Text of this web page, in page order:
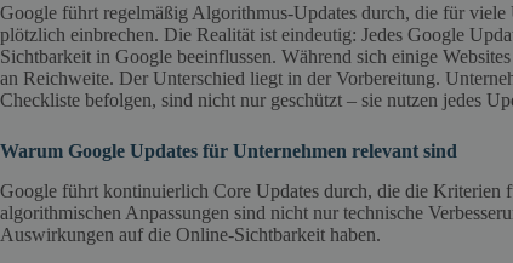
Google führt regelmäßig Algorithmus-Updates durch, die für
plötzlich einbrechen. Die Realität ist eindeutig: Jedes Google
Sichtbarkeit in Google beeinflussen. Während sich einige
an Reichweite. Der Unterschied liegt in der Vorbereitung.
Checkliste befolgen, sind nicht nur geschützt – sie nutzen jedes
Warum Google Updates für Unternehmen relevant sind
Google führt kontinuierlich Core Updates durch, die die Kriterien
algorithmischen Anpassungen sind nicht nur technische
Auswirkungen auf die Online-Sichtbarkeit haben.